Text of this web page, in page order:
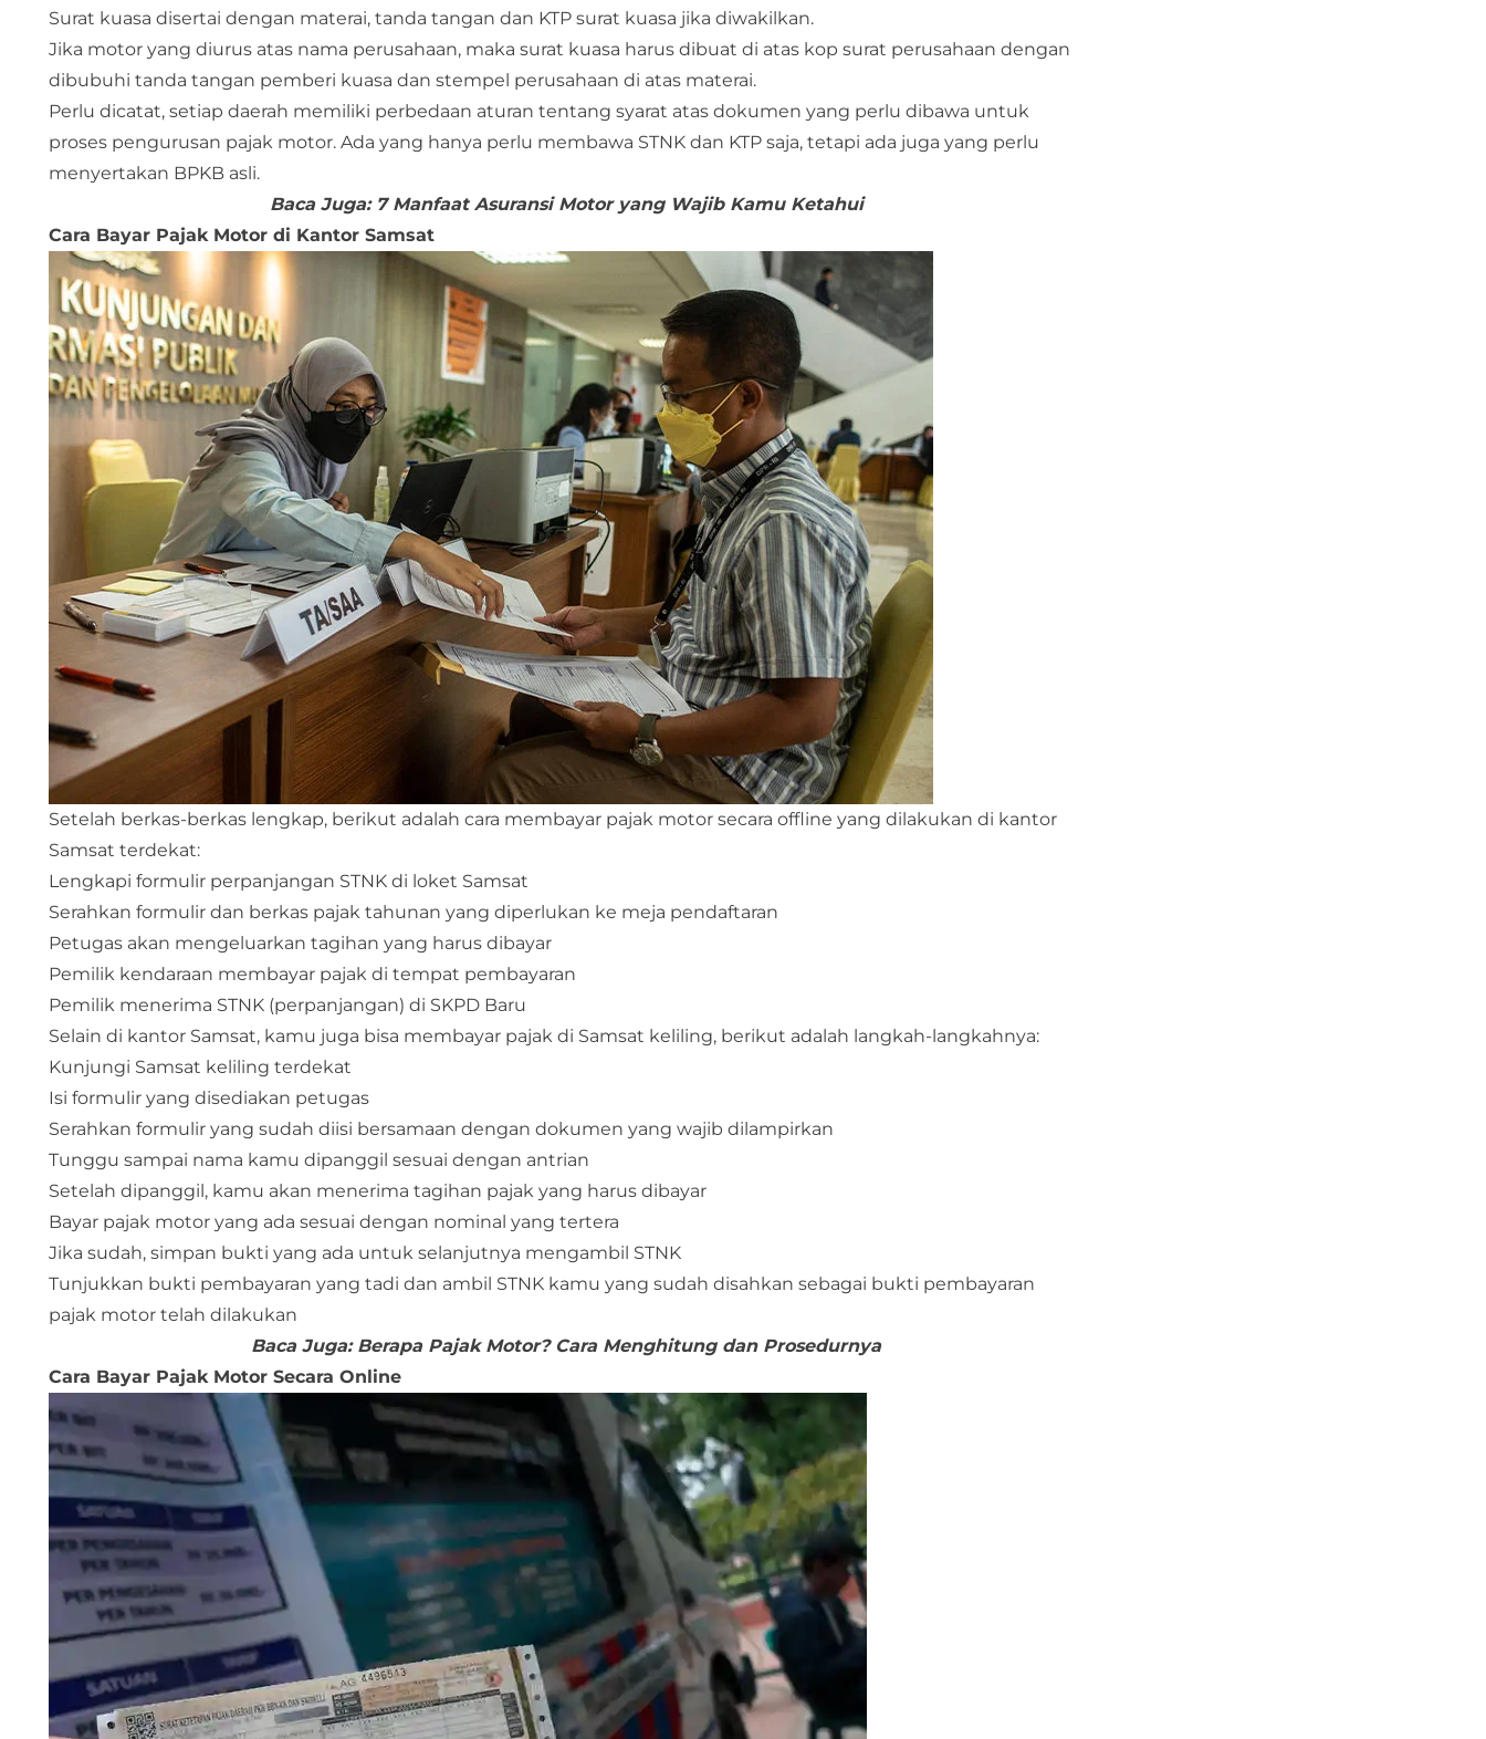
Surat kuasa disertai dengan materai, tanda tangan dan KTP surat kuasa jika diwakilkan.
Jika motor yang diurus atas nama perusahaan, maka surat kuasa harus dibuat di atas kop surat perusahaan dengan
dibubuhi tanda tangan pemberi kuasa dan stempel perusahaan di atas materai.
Perlu dicatat, setiap daerah memiliki perbedaan aturan tentang syarat atas dokumen yang perlu dibawa untuk
proses pengurusan pajak motor. Ada yang hanya perlu membawa STNK dan KTP saja, tetapi ada juga yang perlu
menyertakan BPKB asli.
Baca Juga: 7 Manfaat Asuransi Motor yang Wajib Kamu Ketahui
Cara Bayar Pajak Motor di Kantor Samsat
Setelah berkas-berkas lengkap, berikut adalah cara membayar pajak motor secara offline yang dilakukan di kantor
Samsat terdekat:
Lengkapi formulir perpanjangan STNK di loket Samsat
Serahkan formulir dan berkas pajak tahunan yang diperlukan ke meja pendaftaran
Petugas akan mengeluarkan tagihan yang harus dibayar
Pemilik kendaraan membayar pajak di tempat pembayaran
Pemilik menerima STNK (perpanjangan) di SKPD Baru
Selain di kantor Samsat, kamu juga bisa membayar pajak di Samsat keliling, berikut adalah langkah-langkahnya:
Kunjungi Samsat keliling terdekat
Isi formulir yang disediakan petugas
Serahkan formulir yang sudah diisi bersamaan dengan dokumen yang wajib dilampirkan
Tunggu sampai nama kamu dipanggil sesuai dengan antrian
Setelah dipanggil, kamu akan menerima tagihan pajak yang harus dibayar
Bayar pajak motor yang ada sesuai dengan nominal yang tertera
Jika sudah, simpan bukti yang ada untuk selanjutnya mengambil STNK
Tunjukkan bukti pembayaran yang tadi dan ambil STNK kamu yang sudah disahkan sebagai bukti pembayaran
pajak motor telah dilakukan
Baca Juga: Berapa Pajak Motor? Cara Menghitung dan Prosedurnya
Cara Bayar Pajak Motor Secara Online